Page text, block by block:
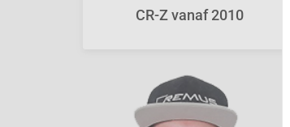
CR-Z vanaf 2010